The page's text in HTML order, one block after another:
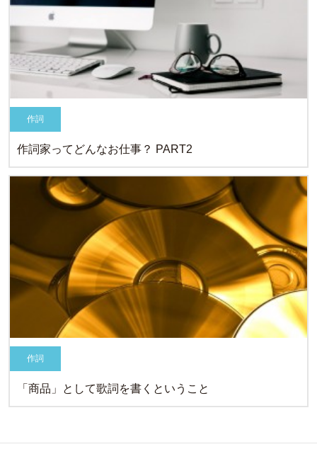
作詞
作詞家ってどんなお仕事？ PART2
作詞
「商品」として歌詞を書くということ